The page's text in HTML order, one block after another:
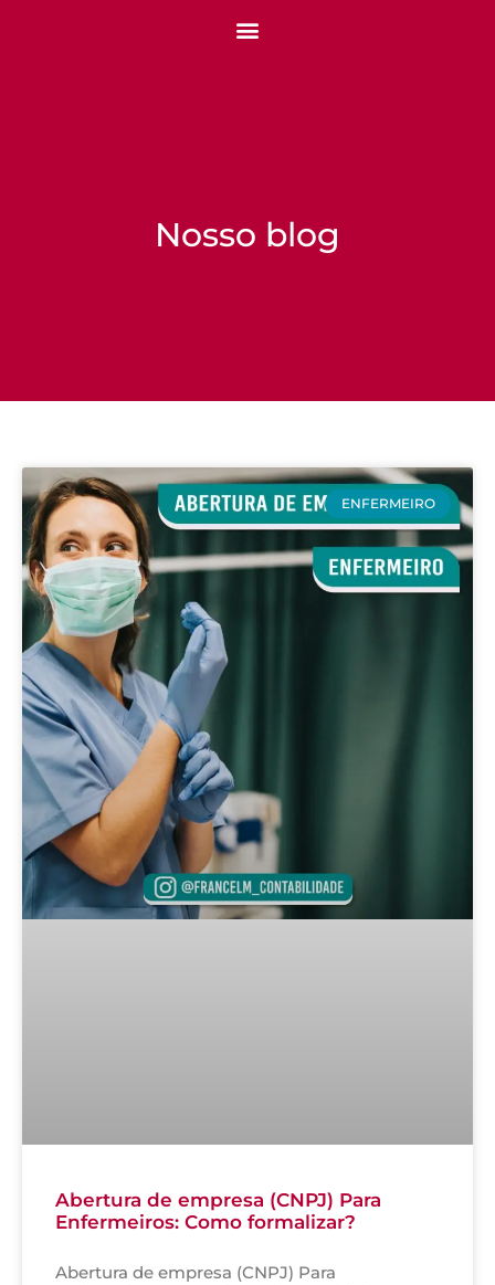
Nosso blog
ENFERMEIRO
Abertura de empresa (CNPJ) Para
Enfermeiros: Como formalizar?
Abertura de empresa (CNPJ) Para